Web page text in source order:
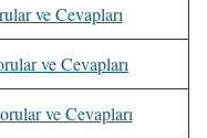
ve Cevapları
ve Cevapları
ve Cevapları